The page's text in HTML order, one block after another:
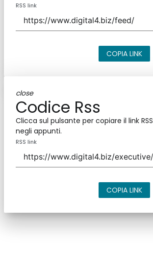
RSS link
COPIA LINK
close
Codice Rss
Clicca sul pulsante per copiare il link RSS
negli appunti.
RSS link
COPIA LINK